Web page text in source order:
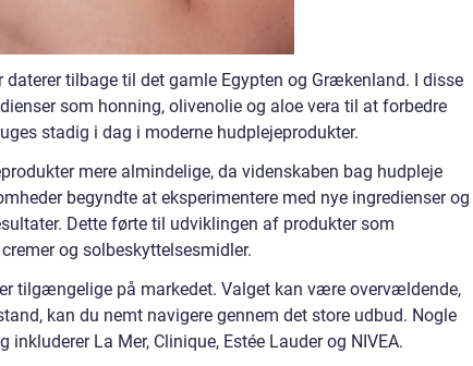
daterer tilbage til det gamle Egypten og Grækenland. I disse
som honning, olivenolie og aloe vera til at forbedre
stadig i dag i moderne hudplejeprodukter.
mere almindelige, da videnskaben bag hudpleje
begyndte at eksperimentere med nye ingredienser og
Dette førte til udviklingen af produkter som
og solbeskyttelsesmidler.
tilgængelige på markedet. Valget kan være overvældende,
kan du nemt navigere gennem det store udbud. Nogle
La Mer, Clinique, Estée Lauder og NIVEA.